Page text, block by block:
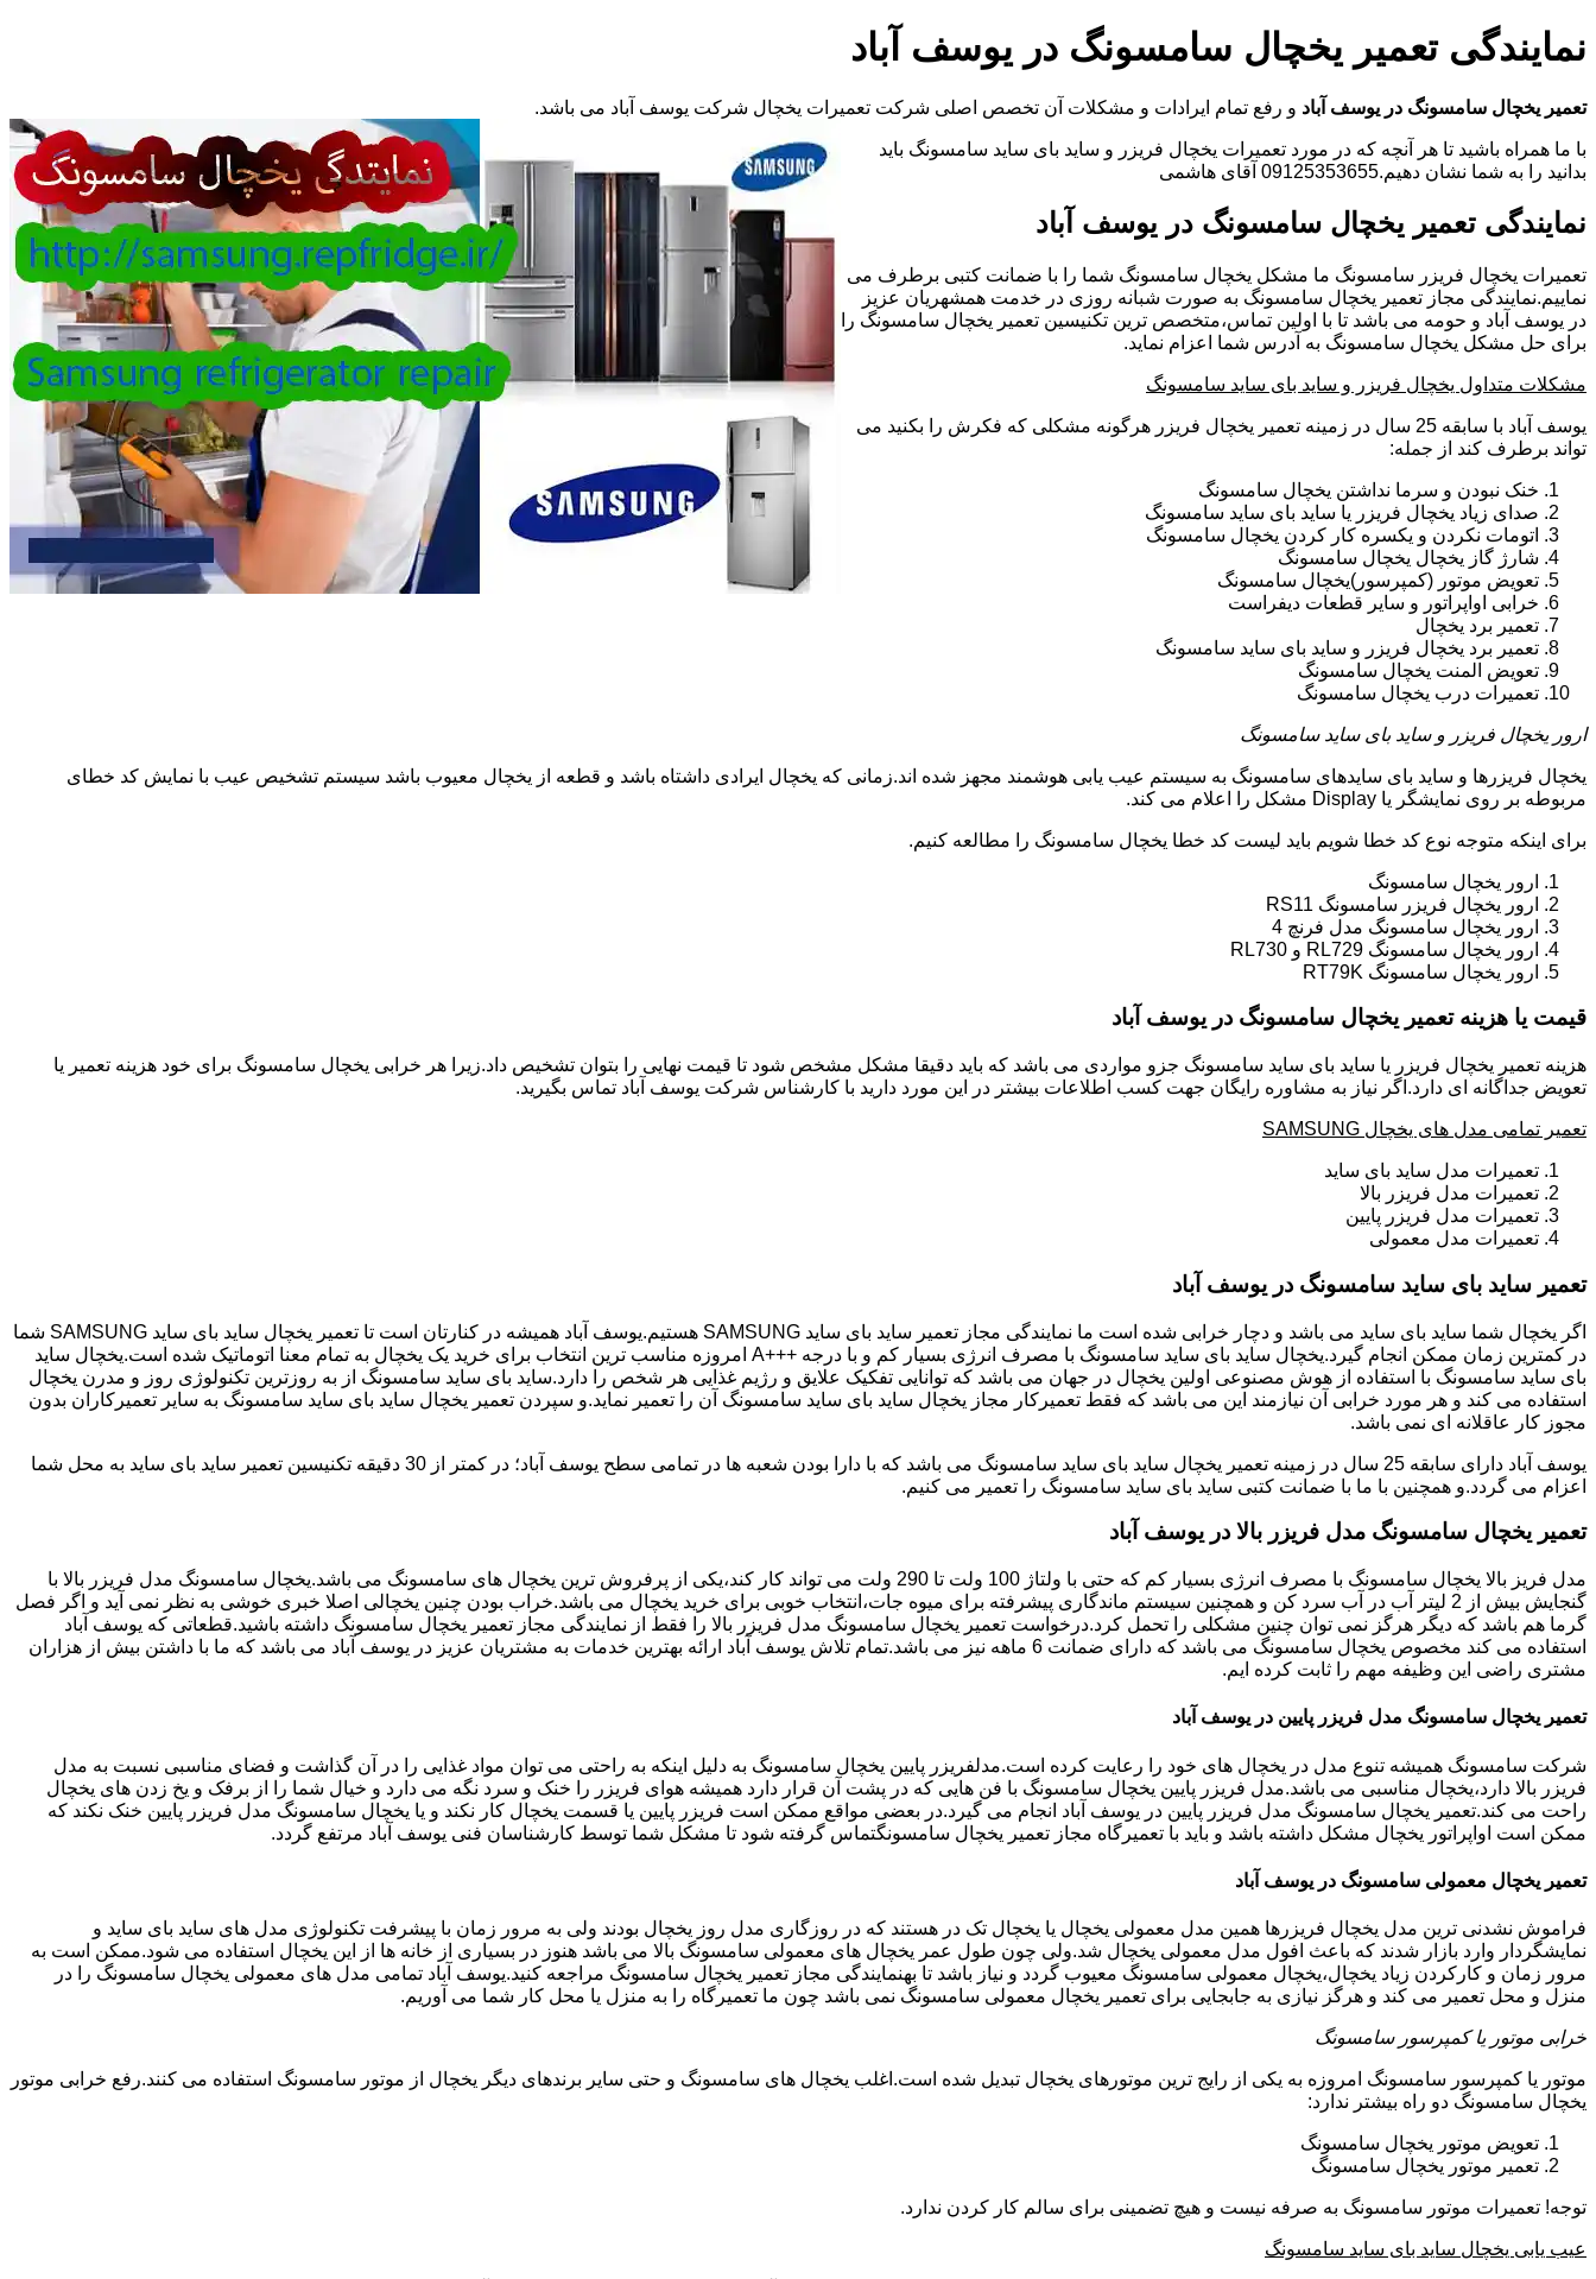
نمایندگی تعمیر یخچال سامسونگ در یوسف آباد
تعمیر یخچال سامسونگ در یوسف آباد و رفع تمام ایرادات و مشکلات آن تخصص اصلی شرکت تعمیرات یخچال شرکت یوسف آباد می باشد.
با ما همراه باشید تا هر آنچه که در مورد تعمیرات یخچال فریزر و ساید بای ساید سامسونگ باید
بدانید را به شما نشان دهیم.09125353655 آقای هاشمی
نمایندگی تعمیر یخچال سامسونگ در یوسف آباد
تعمیرات یخچال فریزر سامسونگ ما مشکل یخچال سامسونگ شما را با ضمانت کتبی برطرف می
نماییم.نمایندگی مجاز تعمیر یخچال سامسونگ به صورت شبانه روزی در خدمت همشهریان عزیز
در یوسف آباد و حومه می باشد تا با اولین تماس،متخصص ترین تکنیسین تعمیر یخچال سامسونگ را
برای حل مشکل یخچال سامسونگ به آدرس شما اعزام نماید.
مشکلات متداول یخچال فریزر و ساید بای ساید سامسونگ
یوسف آباد با سابقه 25 سال در زمینه تعمیر یخچال فریزر هرگونه مشکلی که فکرش را بکنید می
تواند برطرف کند از جمله:
خنک نبودن و سرما نداشتن یخچال سامسونگ
صدای زیاد یخچال فریزر یا ساید بای ساید سامسونگ
اتومات نکردن و یکسره کار کردن یخچال سامسونگ
شارژ گاز یخچال یخچال سامسونگ
تعویض موتور (کمپرسور)یخچال سامسونگ
خرابی اواپراتور و سایر قطعات دیفراست
تعمیر برد یخچال
تعمیر برد یخچال فریزر و ساید بای ساید سامسونگ
تعویض المنت یخچال سامسونگ
تعمیرات درب یخچال سامسونگ
ارور یخچال فریزر و ساید بای ساید سامسونگ
یخچال فریزرها و ساید بای سایدهای سامسونگ به سیستم عیب یابی هوشمند مجهز شده اند.زمانی که یخچال ایرادی داشتاه باشد و قطعه از یخچال معیوب باشد سیستم تشخیص عیب با نمایش کد خطای
مربوطه بر روی نمایشگر یا Display مشکل را اعلام می کند.
برای اینکه متوجه نوع کد خطا شویم باید لیست کد خطا یخچال سامسونگ را مطالعه کنیم.
ارور یخچال سامسونگ
ارور یخچال فریزر سامسونگ RS11
ارور یخچال سامسونگ مدل فرنچ 4
ارور یخچال سامسونگ RL729 و RL730
ارور یخچال سامسونگ RT79K
قیمت یا هزینه تعمیر یخچال سامسونگ در یوسف آباد
هزینه تعمیر یخچال فریزر یا ساید بای ساید سامسونگ جزو مواردی می باشد که باید دقیقا مشکل مشخص شود تا قیمت نهایی را بتوان تشخیص داد.زیرا هر خرابی یخچال سامسونگ برای خود هزینه تعمیر یا
تعویض جداگانه ای دارد.اگر نیاز به مشاوره رایگان جهت کسب اطلاعات بیشتر در این مورد دارید با کارشناس شرکت یوسف آباد تماس بگیرید.
تعمیر تمامی مدل های یخچال SAMSUNG
تعمیرات مدل ساید بای ساید
تعمیرات مدل فریزر بالا
تعمیرات مدل فریزر پایین
تعمیرات مدل معمولی
تعمیر ساید بای ساید سامسونگ در یوسف آباد
اگر یخچال شما ساید بای ساید می باشد و دچار خرابی شده است ما نمایندگی مجاز تعمیر ساید بای ساید SAMSUNG هستیم.یوسف آباد همیشه در کنارتان است تا تعمیر یخچال ساید بای ساید SAMSUNG شما
در کمترین زمان ممکن انجام گیرد.یخچال ساید بای ساید سامسونگ با مصرف انرژی بسیار کم و با درجه +++A امروزه مناسب ترین انتخاب برای خرید یک یخچال به تمام معنا اتوماتیک شده است.یخچال ساید
بای ساید سامسونگ با استفاده از هوش مصنوعی اولین یخچال در جهان می باشد که توانایی تفکیک علایق و رژیم غذایی هر شخص را دارد.ساید بای ساید سامسونگ از به روزترین تکنولوژی روز و مدرن یخچال
استفاده می کند و هر مورد خرابی آن نیازمند این می باشد که فقط تعمیرکار مجاز یخچال ساید بای ساید سامسونگ آن را تعمیر نماید.و سپردن تعمیر یخچال ساید بای ساید سامسونگ به سایر تعمیرکاران بدون
مجوز کار عاقلانه ای نمی باشد.
یوسف آباد دارای سابقه 25 سال در زمینه تعمیر یخچال ساید بای ساید سامسونگ می باشد که با دارا بودن شعبه ها در تمامی سطح یوسف آباد؛ در کمتر از 30 دقیقه تکنیسین تعمیر ساید بای ساید به محل شما
اعزام می گردد.و همچنین با ما با ضمانت کتبی ساید بای ساید سامسونگ را تعمیر می کنیم.
تعمیر یخچال سامسونگ مدل فریزر بالا در یوسف آباد
مدل فریز بالا یخچال سامسونگ با مصرف انرژی بسیار کم که حتی با ولتاژ 100 ولت تا 290 ولت می تواند کار کند،یکی از پرفروش ترین یخچال های سامسونگ می باشد.یخچال سامسونگ مدل فریزر بالا با
گنجایش بیش از 2 لیتر آب در آب سرد کن و همچنین سیستم ماندگاری پیشرفته برای میوه جات،انتخاب خوبی برای خرید یخچال می باشد.خراب بودن چنین یخچالی اصلا خبری خوشی به نظر نمی آید و اگر فصل
گرما هم باشد که دیگر هرگز نمی توان چنین مشکلی را تحمل کرد.درخواست تعمیر یخچال سامسونگ مدل فریزر بالا را فقط از نمایندگی مجاز تعمیر یخچال سامسونگ داشته باشید.قطعاتی که یوسف آباد
استفاده می کند مخصوص یخچال سامسونگ می باشد که دارای ضمانت 6 ماهه نیز می باشد.تمام تلاش یوسف آباد ارائه بهترین خدمات به مشتریان عزیز در یوسف آباد می باشد که ما با داشتن بیش از هزاران
مشتری راضی این وظیفه مهم را ثابت کرده ایم.
تعمیر یخچال سامسونگ مدل فریزر پایین در یوسف آباد
شرکت سامسونگ همیشه تنوع مدل در یخچال های خود را رعایت کرده است.مدلفریزر پایین یخچال سامسونگ به دلیل اینکه به راحتی می توان مواد غذایی را در آن گذاشت و فضای مناسبی نسبت به مدل
فریزر بالا دارد،یخچال مناسبی می باشد.مدل فریزر پایین یخچال سامسونگ با فن هایی که در پشت آن قرار دارد همیشه هوای فریزر را خنک و سرد نگه می دارد و خیال شما را از برفک و یخ زدن های یخچال
راحت می کند.تعمیر یخچال سامسونگ مدل فریزر پایین در یوسف آباد انجام می گیرد.در بعضی مواقع ممکن است فریزر پایین یا قسمت یخچال کار نکند و یا یخچال سامسونگ مدل فریزر پایین خنک نکند که
ممکن است اواپراتور یخچال مشکل داشته باشد و باید با تعمیرگاه مجاز تعمیر یخچال سامسونگتماس گرفته شود تا مشکل شما توسط کارشناسان فنی یوسف آباد مرتفع گردد.
تعمیر یخچال معمولی سامسونگ در یوسف آباد
فراموش نشدنی ترین مدل یخچال فریزرها همین مدل معمولی یخچال یا یخچال تک در هستند که در روزگاری مدل روز یخچال بودند ولی به مرور زمان با پیشرفت تکنولوژی مدل های ساید بای ساید و
نمایشگردار وارد بازار شدند که باعث افول مدل معمولی یخچال شد.ولی چون طول عمر یخچال های معمولی سامسونگ بالا می باشد هنوز در بسیاری از خانه ها از این یخچال استفاده می شود.ممکن است به
مرور زمان و کارکردن زیاد یخچال،یخچال معمولی سامسونگ معیوب گردد و نیاز باشد تا بهنمایندگی مجاز تعمیر یخچال سامسونگ مراجعه کنید.یوسف آباد تمامی مدل های معمولی یخچال سامسونگ را در
منزل و محل تعمیر می کند و هرگز نیازی به جابجایی برای تعمیر یخچال معمولی سامسونگ نمی باشد چون ما تعمیرگاه را به منزل یا محل کار شما می آوریم.
خرابی موتور یا کمپرسور سامسونگ
موتور یا کمپرسور سامسونگ امروزه به یکی از رایج ترین موتورهای یخچال تبدیل شده است.اغلب یخچال های سامسونگ و حتی سایر برندهای دیگر یخچال از موتور سامسونگ استفاده می کنند.رفع خرابی موتور
یخچال سامسونگ دو راه بیشتر ندارد:
تعویض موتور یخچال سامسونگ
تعمیر موتور یخچال سامسونگ
توجه! تعمیرات موتور سامسونگ به صرفه نیست و هیچ تضمینی برای سالم کار کردن ندارد.
عیب یابی یخچال ساید بای ساید سامسونگ